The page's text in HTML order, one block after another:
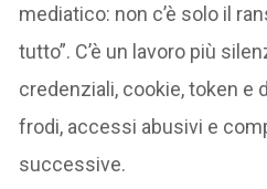
mediatico: non c’è solo il
tutto”. C’è un lavoro più
credenziali, cookie, token e
frodi, accessi abusivi e
successive.